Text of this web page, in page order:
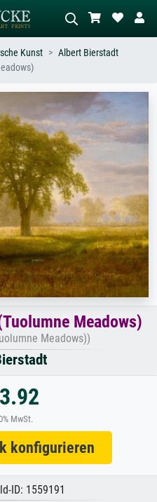
Beschreiben Sie die Szene – z.B. Grüne
Wiese, Abstrakt mit viel Rot, Dunkles
Ölgemälde, Stehender Akt neben einem
Baum.
Kunst
Albert Bierstadt
Meadows)
Meadows))
MwSt.
konfigurieren
ID: 1559191